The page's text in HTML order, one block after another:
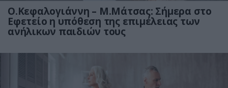
Ο.Κεφαλογιάννη – Μ.Μάτσας: Σήμερα στο
Εφετείο η υπόθεση της επιμέλειας των
ανήλικων παιδιών τους